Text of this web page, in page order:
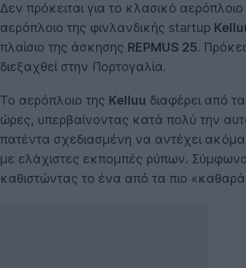
Δεν πρόκειται για το κλασικό
αερόπλοιο της φινλανδικής startup
πλαίσιο της άσκησης REPMUS 25.
διεξαχθεί στην Πορτογαλία.
Το αερόπλοιο της Kelluu διαφέρει από
ώρες, υπερβαίνοντας κατά πολύ την
πατέντα σχεδιασμένη να αντέχει
με ελάχιστες εκπομπές ρύπων. Σύμφωνα
καθιστώντας το ένα από τα πιο